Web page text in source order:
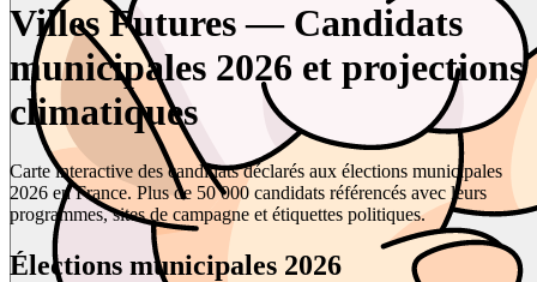
Villes Futures — Candidats
municipales 2026 et projections
climatiques
Carte interactive des candidats déclarés aux élections municipales
2026 en France. Plus de 50 000 candidats référencés avec leurs
programmes, sites de campagne et étiquettes politiques.
Élections municipales 2026